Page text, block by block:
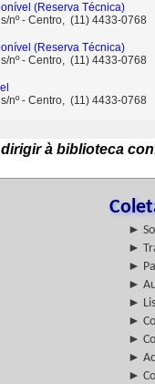
(Reserva Técnica)
nº - Centro, (11) 4433-0768
(Reserva Técnica)
nº - Centro, (11) 4433-0768
nº - Centro, (11) 4433-0768
à biblioteca
►
►
►
►
►
►
►
►
►